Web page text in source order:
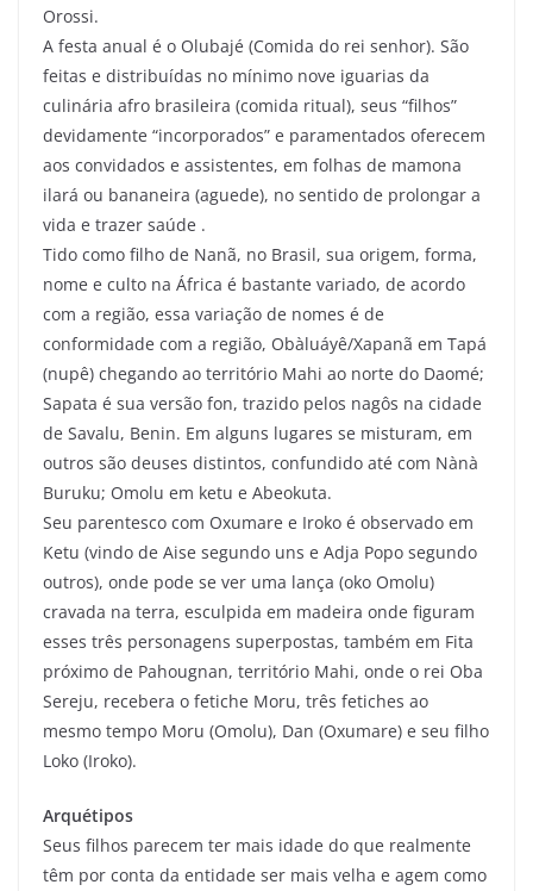
Orossi.
A festa anual é o Olubajé (Comida do rei senhor). São
feitas e distribuídas no mínimo nove iguarias da
culinária afro brasileira (comida ritual), seus “filhos”
devidamente “incorporados” e paramentados oferecem
aos convidados e assistentes, em folhas de mamona
ilará ou bananeira (aguede), no sentido de prolongar a
vida e trazer saúde .
Tido como filho de Nanã, no Brasil, sua origem, forma,
nome e culto na África é bastante variado, de acordo
com a região, essa variação de nomes é de
conformidade com a região, Obàluáyê/Xapanã em Tapá
(nupê) chegando ao território Mahi ao norte do Daomé;
Sapata é sua versão fon, trazido pelos nagôs na cidade
de Savalu, Benin. Em alguns lugares se misturam, em
outros são deuses distintos, confundido até com Nànà
Buruku; Omolu em ketu e Abeokuta.
Seu parentesco com Oxumare e Iroko é observado em
Ketu (vindo de Aise segundo uns e Adja Popo segundo
outros), onde pode se ver uma lança (oko Omolu)
cravada na terra, esculpida em madeira onde figuram
esses três personagens superpostas, também em Fita
próximo de Pahougnan, território Mahi, onde o rei Oba
Sereju, recebera o fetiche Moru, três fetiches ao
mesmo tempo Moru (Omolu), Dan (Oxumare) e seu filho
Loko (Iroko).
Arquétipos
Seus filhos parecem ter mais idade do que realmente
têm por conta da entidade ser mais velha e agem como